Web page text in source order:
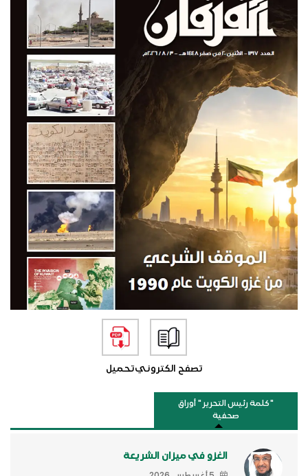
تصفح الكترونيتحميل
"كلمة رئيس التحرير " أوراق
صحفية
الغزو في ميزان الشريعة